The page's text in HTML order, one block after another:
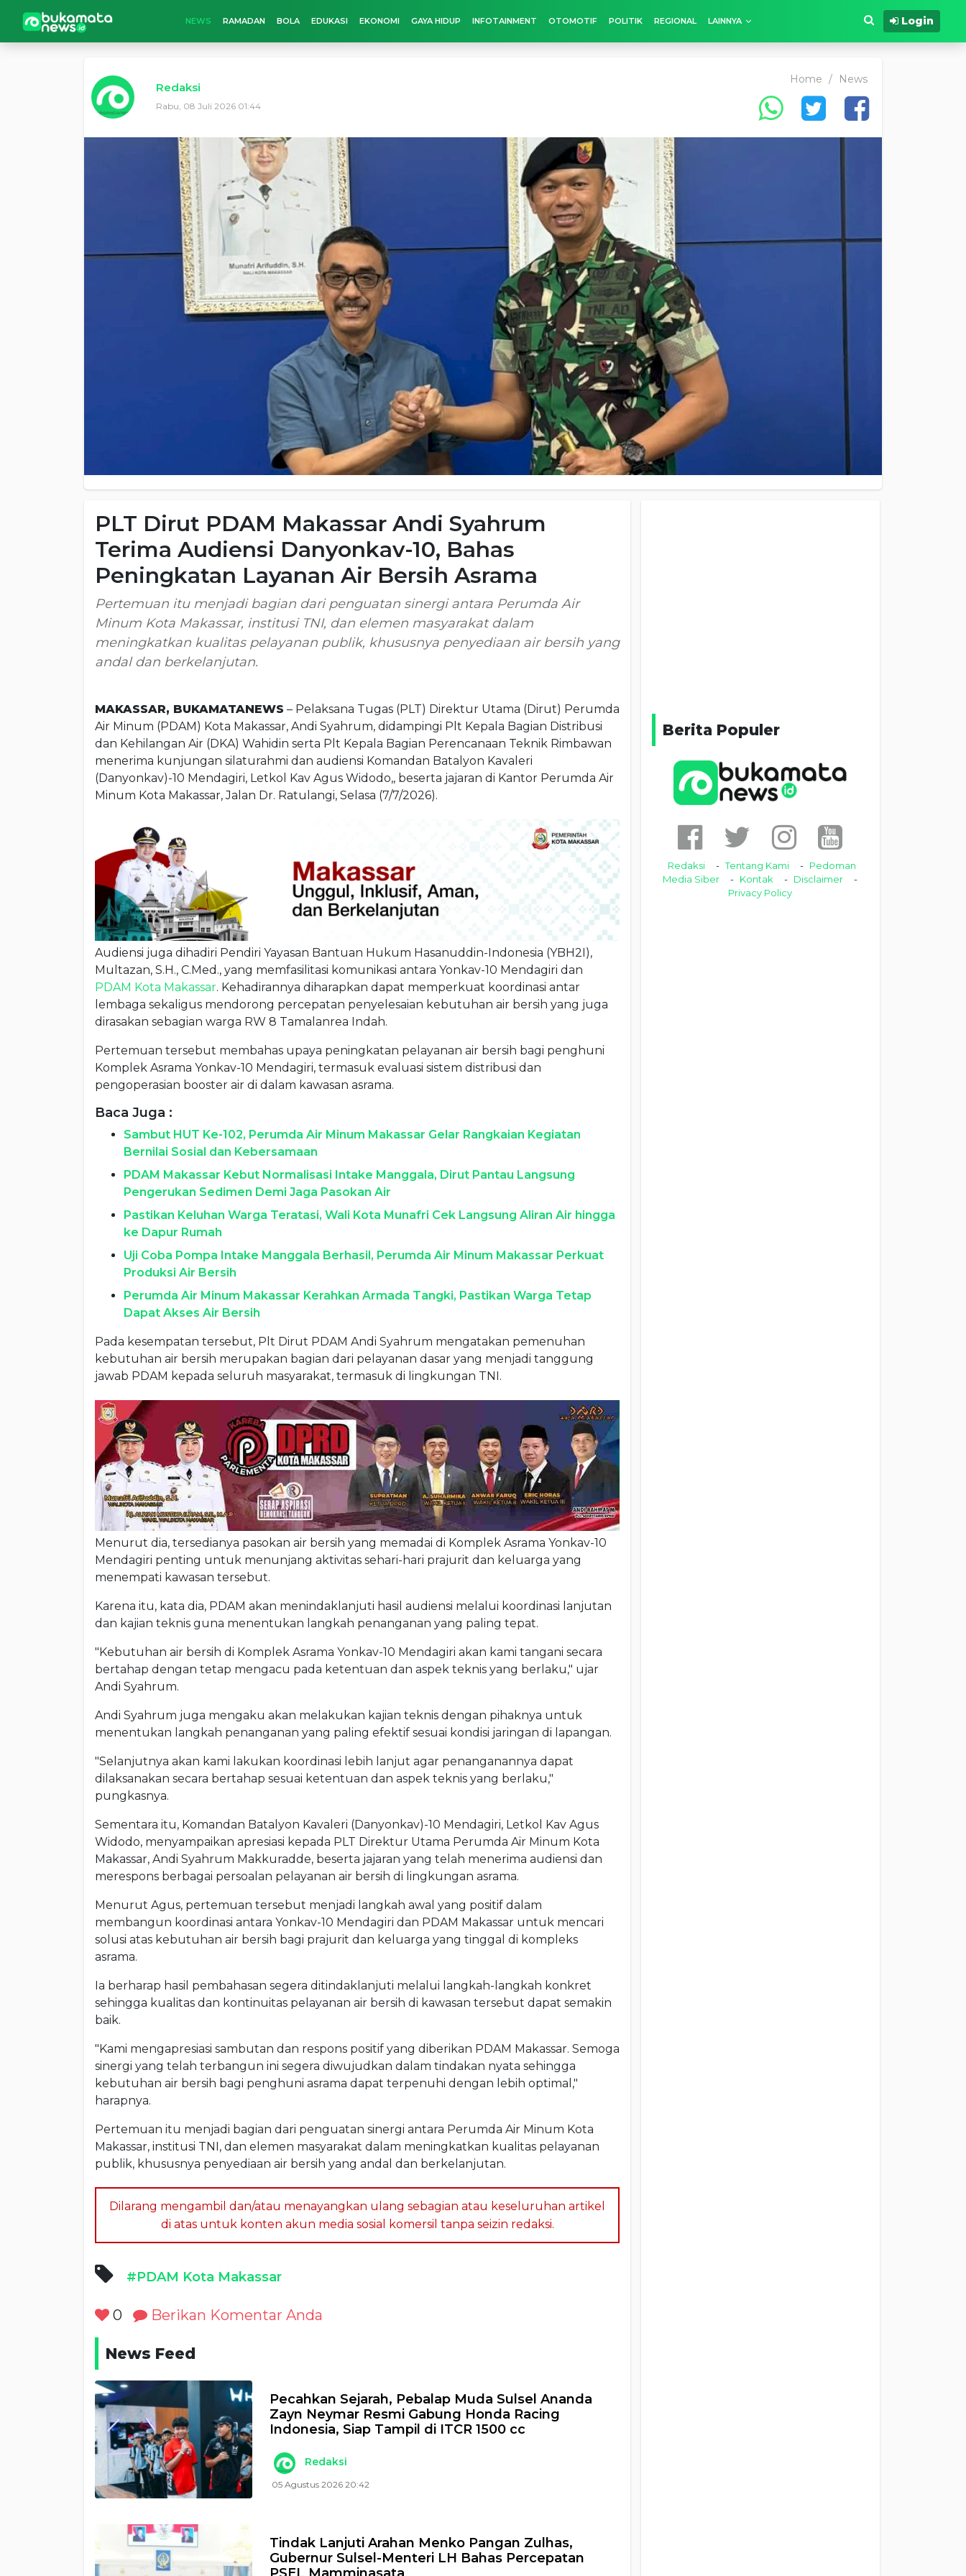
NEWS RAMADAN BOLA EDUKASI EKONOMI GAYA HIDUP INFOTAINMENT OTOMOTIF POLITIK REGIONAL LAINNYA Login
Redaksi
Rabu, 08 Juli 2026 01:44
Home / News
PLT Dirut PDAM Makassar Andi Syahrum
Terima Audiensi Danyonkav-10, Bahas
Peningkatan Layanan Air Bersih Asrama
Pertemuan itu menjadi bagian dari penguatan sinergi antara Perumda Air
Minum Kota Makassar, institusi TNI, dan elemen masyarakat dalam
meningkatkan kualitas pelayanan publik, khususnya penyediaan air bersih yang
andal dan berkelanjutan.
MAKASSAR, BUKAMATANEWS – Pelaksana Tugas (PLT) Direktur Utama (Dirut) Perumda
Air Minum (PDAM) Kota Makassar, Andi Syahrum, didampingi Plt Kepala Bagian Distribusi
dan Kehilangan Air (DKA) Wahidin serta Plt Kepala Bagian Perencanaan Teknik Rimbawan
menerima kunjungan silaturahmi dan audiensi Komandan Batalyon Kavaleri
(Danyonkav)-10 Mendagiri, Letkol Kav Agus Widodo,, beserta jajaran di Kantor Perumda Air
Minum Kota Makassar, Jalan Dr. Ratulangi, Selasa (7/7/2026).
Audiensi juga dihadiri Pendiri Yayasan Bantuan Hukum Hasanuddin-Indonesia (YBH2I),
Multazan, S.H., C.Med., yang memfasilitasi komunikasi antara Yonkav-10 Mendagiri dan
PDAM Kota Makassar. Kehadirannya diharapkan dapat memperkuat koordinasi antar
lembaga sekaligus mendorong percepatan penyelesaian kebutuhan air bersih yang juga
dirasakan sebagian warga RW 8 Tamalanrea Indah.
Pertemuan tersebut membahas upaya peningkatan pelayanan air bersih bagi penghuni
Komplek Asrama Yonkav-10 Mendagiri, termasuk evaluasi sistem distribusi dan
pengoperasian booster air di dalam kawasan asrama.
Baca Juga :
Sambut HUT Ke-102, Perumda Air Minum Makassar Gelar Rangkaian Kegiatan
Bernilai Sosial dan Kebersamaan
PDAM Makassar Kebut Normalisasi Intake Manggala, Dirut Pantau Langsung
Pengerukan Sedimen Demi Jaga Pasokan Air
Pastikan Keluhan Warga Teratasi, Wali Kota Munafri Cek Langsung Aliran Air hingga
ke Dapur Rumah
Uji Coba Pompa Intake Manggala Berhasil, Perumda Air Minum Makassar Perkuat
Produksi Air Bersih
Perumda Air Minum Makassar Kerahkan Armada Tangki, Pastikan Warga Tetap
Dapat Akses Air Bersih
Pada kesempatan tersebut, Plt Dirut PDAM Andi Syahrum mengatakan pemenuhan
kebutuhan air bersih merupakan bagian dari pelayanan dasar yang menjadi tanggung
jawab PDAM kepada seluruh masyarakat, termasuk di lingkungan TNI.
Menurut dia, tersedianya pasokan air bersih yang memadai di Komplek Asrama Yonkav-10
Mendagiri penting untuk menunjang aktivitas sehari-hari prajurit dan keluarga yang
menempati kawasan tersebut.
Karena itu, kata dia, PDAM akan menindaklanjuti hasil audiensi melalui koordinasi lanjutan
dan kajian teknis guna menentukan langkah penanganan yang paling tepat.
"Kebutuhan air bersih di Komplek Asrama Yonkav-10 Mendagiri akan kami tangani secara
bertahap dengan tetap mengacu pada ketentuan dan aspek teknis yang berlaku," ujar
Andi Syahrum.
Andi Syahrum juga mengaku akan melakukan kajian teknis dengan pihaknya untuk
menentukan langkah penanganan yang paling efektif sesuai kondisi jaringan di lapangan.
"Selanjutnya akan kami lakukan koordinasi lebih lanjut agar penanganannya dapat
dilaksanakan secara bertahap sesuai ketentuan dan aspek teknis yang berlaku,"
pungkasnya.
Sementara itu, Komandan Batalyon Kavaleri (Danyonkav)-10 Mendagiri, Letkol Kav Agus
Widodo, menyampaikan apresiasi kepada PLT Direktur Utama Perumda Air Minum Kota
Makassar, Andi Syahrum Makkuradde, beserta jajaran yang telah menerima audiensi dan
merespons berbagai persoalan pelayanan air bersih di lingkungan asrama.
Menurut Agus, pertemuan tersebut menjadi langkah awal yang positif dalam
membangun koordinasi antara Yonkav-10 Mendagiri dan PDAM Makassar untuk mencari
solusi atas kebutuhan air bersih bagi prajurit dan keluarga yang tinggal di kompleks
asrama.
Ia berharap hasil pembahasan segera ditindaklanjuti melalui langkah-langkah konkret
sehingga kualitas dan kontinuitas pelayanan air bersih di kawasan tersebut dapat semakin
baik.
"Kami mengapresiasi sambutan dan respons positif yang diberikan PDAM Makassar. Semoga
sinergi yang telah terbangun ini segera diwujudkan dalam tindakan nyata sehingga
kebutuhan air bersih bagi penghuni asrama dapat terpenuhi dengan lebih optimal,"
harapnya.
Pertemuan itu menjadi bagian dari penguatan sinergi antara Perumda Air Minum Kota
Makassar, institusi TNI, dan elemen masyarakat dalam meningkatkan kualitas pelayanan
publik, khususnya penyediaan air bersih yang andal dan berkelanjutan.
Dilarang mengambil dan/atau menayangkan ulang sebagian atau keseluruhan artikel
di atas untuk konten akun media sosial komersil tanpa seizin redaksi.
#PDAM Kota Makassar
0 Berikan Komentar Anda
News Feed
Pecahkan Sejarah, Pebalap Muda Sulsel Ananda
Zayn Neymar Resmi Gabung Honda Racing
Indonesia, Siap Tampil di ITCR 1500 cc
Redaksi
05 Agustus 2026 20:42
Tindak Lanjuti Arahan Menko Pangan Zulhas,
Gubernur Sulsel-Menteri LH Bahas Percepatan
Berita Populer
Redaksi Tentang Kami
Pedoman
Media Siber
Kontak
Disclaimer
Privacy Policy